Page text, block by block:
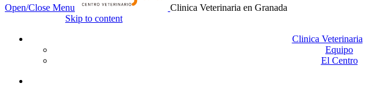
Open/Close Menu Clinica Veterinaria en Granada
Skip to content
Clinica Veterinaria
Equipo
El Centro